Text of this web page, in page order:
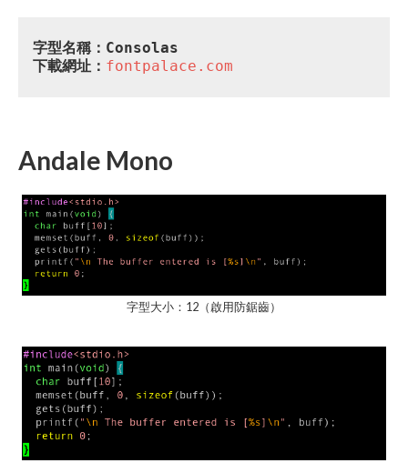
字型名稱：Consolas
下載網址： fontpalace.com
Andale Mono
字型大小：12（啟用防鋸齒）